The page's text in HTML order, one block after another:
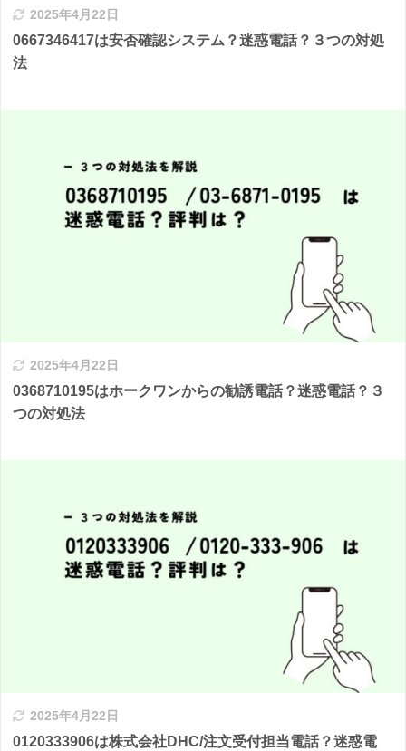
2025年4月22日
0667346417は安否確認システム？迷惑電話？３つの対処
法
2025年4月22日
0368710195はホークワンからの勧誘電話？迷惑電話？３
つの対処法
2025年4月22日
0120333906は株式会社DHC/注文受付担当電話？迷惑電